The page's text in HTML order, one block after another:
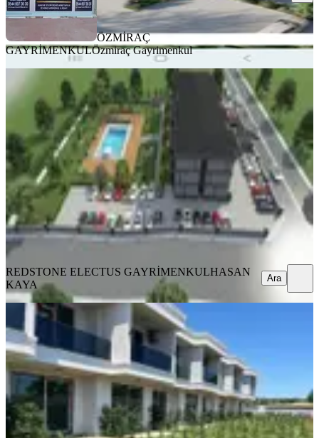
ÖZMİRAÇ
GAYRİMENKULÖzmiraç Gayrimenkul
Önerler Gölbaşı Mevkii Site İçi Sıfır
1+1 Manzaralı Daire
Çorlu, Önerler Mahallesi
1+1·50 m² ·1. Kat 23.06.2026
5.250.000 ₺
REDSTONE ELECTUS GAYRİMENKULHASAN KAYA
Ara
REDSTONE ELECTUS GAYRİMENKULHASAN
KAYA
Ara
SIFIR BİNA
Özel Bahçeli, Ferah Ve Prestijli
Dubleks Fırsatı
Çorlu, Önerler Mahallesi
2+1· 80 m²·Bahçe katı·17.06.2026
6.900.000 ₺